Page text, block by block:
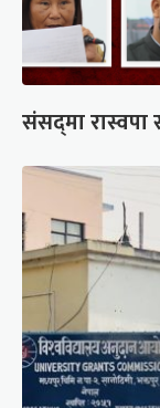
संसद्‍मा